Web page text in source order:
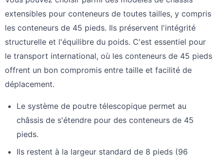
extensibles pour conteneurs de toutes tailles, y compris
les conteneurs de 45 pieds. Ils préservent l'intégrité
structurelle et l'équilibre du poids. C'est essentiel pour
le transport international, où les conteneurs de 45 pieds
offrent un bon compromis entre taille et facilité de
déplacement.
Le système de poutre télescopique permet au
châssis de s'étendre pour des conteneurs de 45
pieds.
Ils restent à la largeur standard de 8 pieds (96